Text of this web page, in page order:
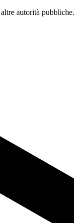
autorità pubbliche.